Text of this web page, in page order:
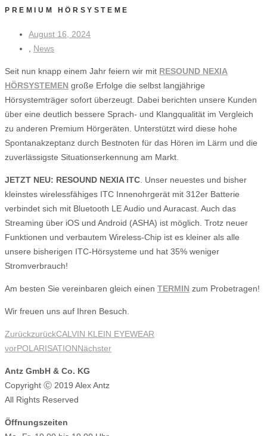
PREMIUM HÖRSYSTEME
August 16, 2024
News
Seit nun knapp einem Jahr feiern wir mit RESOUND NEXIA
HÖRSYSTEMEN große Erfolge die selbst langjährige
Hörsystemträger sofort überzeugt. Dabei berichten unsere Kunden
über eine deutlich bessere Sprach- und Klangqualität im Vergleich
zu anderen Premium Hörgeräten. Unterstützt wird diese hohe
Spontanakzeptanz durch Bestnoten für das Hören im Lärm und die
zuverlässigste Situationserkennung am Markt.
JETZT NEU: RESOUND NEXIA ITC . Unser neuestes und bisher
kleinstes wirelessfähiges ITC Innenohrgerät mit 312er Batterie
verbindet sich mit Bluetooth LE Audio und Auracast. Auch das
Streaming über iOS und Android (ASHA) ist möglich. Trotz neuer
Funktionen und verbautem Wireless-Chip ist es kleiner als alle
unsere bisherigen ITC-Hörsysteme und hat 35% weniger
Stromverbrauch!
Am besten Sie vereinbaren gleich einen TERMIN zum Probetragen!
Wir freuen uns auf Ihren Besuch.
ZurückzurückCALVIN KLEIN EYEWEAR
vorPOLARISATIONNächster
Antz GmbH & Co. KG
Copyright Ⓒ 2019 Alex Antz
All Rights Reserved
Öffnungszeiten